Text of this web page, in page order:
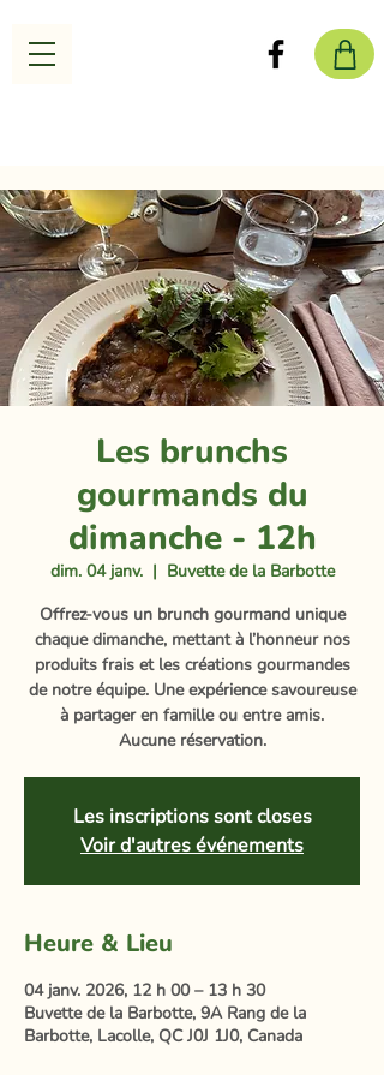
Les brunchs
gourmands du
dimanche - 12h
dim. 04 janv.
  |
Buvette de la Barbotte
Offrez-vous un brunch gourmand unique
chaque dimanche, mettant à l’honneur nos
produits frais et les créations gourmandes
de notre équipe. Une expérience savoureuse
à partager en famille ou entre amis.
Aucune réservation.
Les inscriptions sont closes
Voir d'autres événements
Heure & Lieu
04 janv. 2026, 12 h 00 – 13 h 30
Buvette de la Barbotte, 9A Rang de la
Barbotte, Lacolle, QC J0J 1J0, Canada